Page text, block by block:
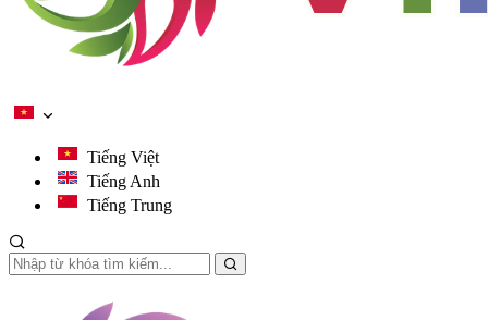
Tiếng Việt
Tiếng Anh
Tiếng Trung